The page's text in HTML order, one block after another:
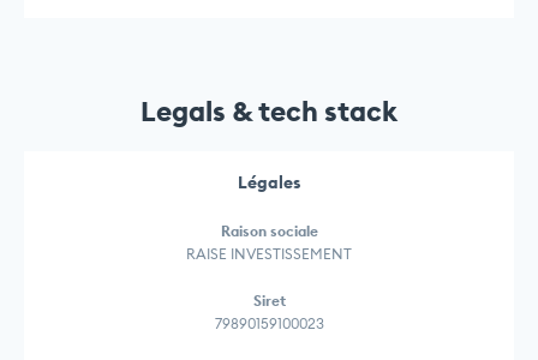
Legals & tech stack
Légales
Raison sociale
RAISE INVESTISSEMENT
Siret
79890159100023